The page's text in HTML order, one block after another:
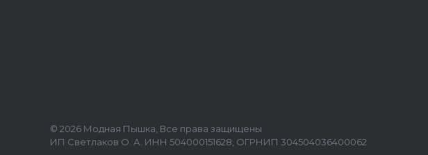
© 2026 Модная Пышка, Все права защищены
ИП Светлаков О. А. ИНН 504000151628, ОГРНИП 304504036400062